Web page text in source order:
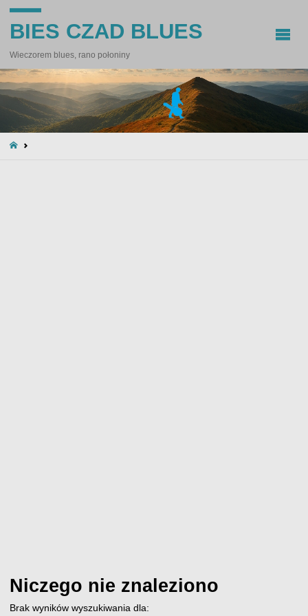
BIES CZAD BLUES
Wieczorem blues, rano połoniny
STRONA
Niczego nie znaleziono
Brak wyników wyszukiwania dla: